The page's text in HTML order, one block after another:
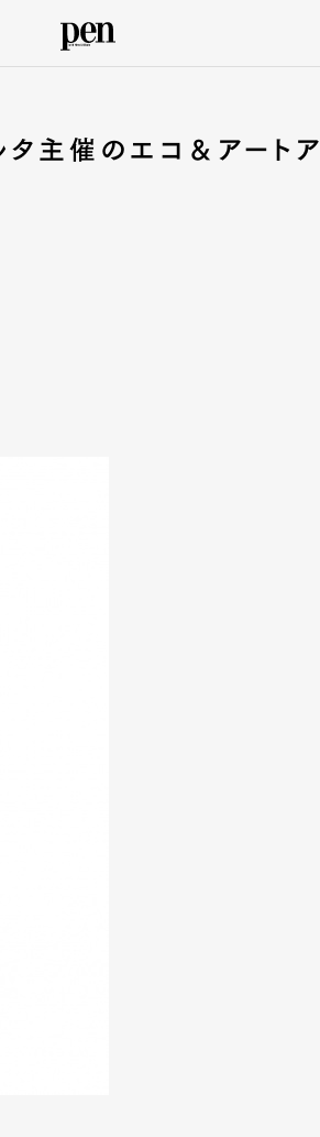
タ主催のエコ＆アートア